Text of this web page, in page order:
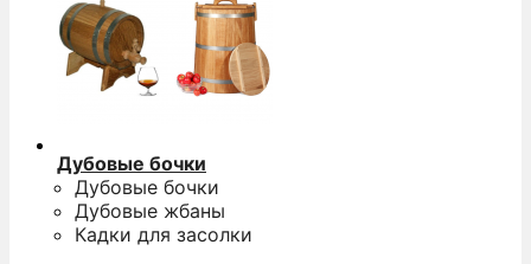
Дубовые бочки
Дубовые бочки
Дубовые жбаны
Кадки для засолки